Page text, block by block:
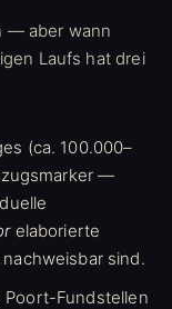
— aber wann
Laufs hat drei
(ca. 100.000–
—
elaborierte
sind.
Fundstellen